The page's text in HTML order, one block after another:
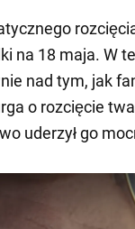
na 18 maja. W
nad tym, jak
o rozcięcie
uderzył go